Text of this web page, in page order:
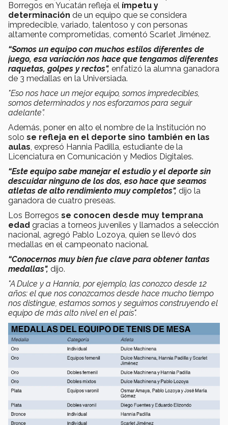
Borregos en Yucatán refleja el ímpetu y
determinación de un equipo que se considera
impredecible, variado, talentoso y con personas
altamente comprometidas, comentó Scarlet Jiménez.
“Somos un equipo con muchos estilos diferentes de
juego, esa variación nos hace que tengamos diferentes
raquetas, golpes y rectos", enfatizó la alumna ganadora
de 3 medallas en la Universiada.
"Eso nos hace un mejor equipo, somos impredecibles,
somos determinados y nos esforzamos para seguir
adelante”.
Además, poner en alto el nombre de la Institución no
solo se refleja en el deporte sino también en las
aulas, expresó Hannia Padilla, estudiante de la
Licenciatura en Comunicación y Medios Digitales.
“Este equipo sabe manejar el estudio y el deporte sin
descuidar ninguno de los dos, eso hace que seamos
atletas de alto rendimiento muy completos", dijo la
ganadora de cuatro preseas.
Los Borregos se conocen desde muy temprana
edad gracias a torneos juveniles y llamados a selección
nacional, agregó Pablo Lozoya, quien se llevó dos
medallas en el campeonato nacional.
“Conocernos muy bien fue clave para obtener tantas
medallas", dijo.
"A Dulce y a Hannia, por ejemplo, las conozco desde 12
años: el que nos conozcamos desde hace mucho tiempo
nos distingue, estamos somos y seguimos construyendo el
equipo de más alto nivel en el país".